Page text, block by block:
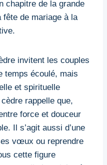
chapitre de la grande
fête de mariage à la
invitent les couples
temps écoulé, mais
et spirituelle
rappelle que,
force et douceur
Il s’agit aussi d’une
vœux ou reprendre
cette figure